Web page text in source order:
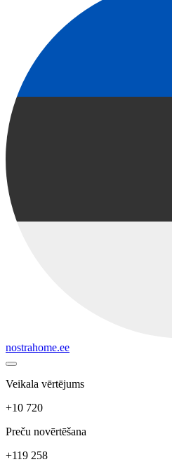
nostrahome.ee
Veikala vērtējums
+10 720
Preču novērtēšana
+119 258